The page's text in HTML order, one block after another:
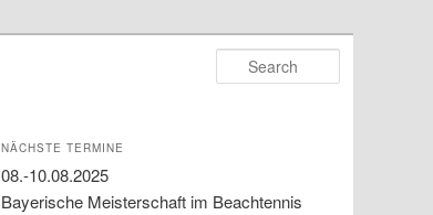
NÄCHSTE TERMINE
08.-10.08.2025
Bayerische Meisterschaft im Beachtennis